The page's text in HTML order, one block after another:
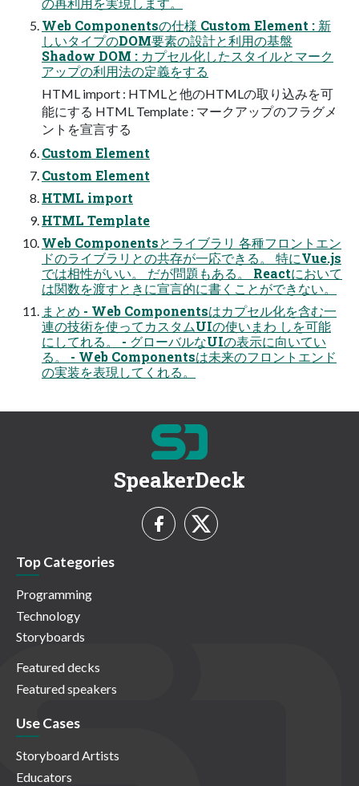
Web Componentsの仕様 Custom Element : 新
しいタイプのDOM要素の設計と利用の基盤
Shadow DOM : カプセル化したスタイルとマーク
アップの利用法の定義をする
HTML import : HTMLと他のHTMLの取り込みを可
能にする HTML Template : マークアップのフラグメ
ントを宣言する
Custom Element
Custom Element
HTML import
HTML Template
Web Componentsとライブラリ 各種フロントエン
ドのライブラリとの共存が一応できる。 特にVue.js
では相性がいい。 だが問題もある。 Reactにおいて
は関数を渡すときに宣言的に書くことができない。
まとめ - Web Componentsはカプセル化を含む一
連の技術を使ってカスタムUIの使いまわ しを可能
にしてれる。 - グローバルなUIの表示に向いてい
る。 - Web Componentsは未来のフロントエンド
の実装を表現してくれる。
SpeakerDeck
Top Categories
Programming
Technology
Storyboards
Featured decks
Featured speakers
Use Cases
Storyboard Artists
Educators